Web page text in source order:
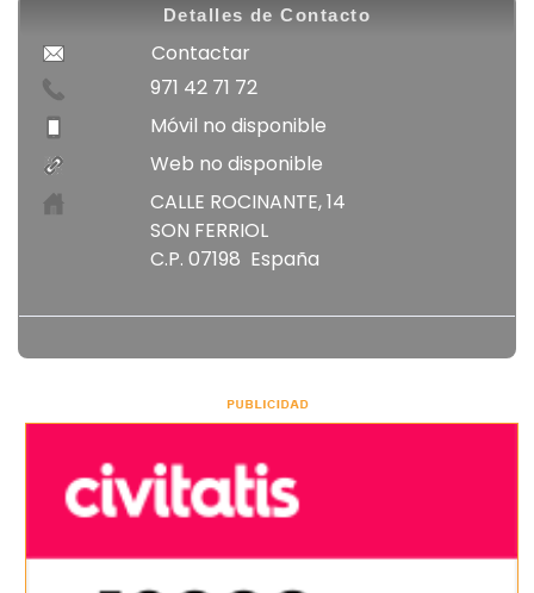
Detalles de Contacto
Contactar
971 42 71 72
Móvil no disponible
Web no disponible
CALLE ROCINANTE, 14
SON FERRIOL
C.P. 07198 España